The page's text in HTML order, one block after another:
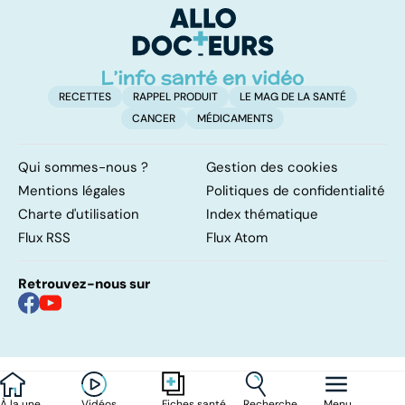
RECETTES RAPPEL PRODUIT
LE MAG DE LA SANTÉ
CANCER
MÉDICAMENTS
Qui sommes-nous ?
Gestion des cookies
Mentions légales
Politiques de confidentialité
Charte d'utilisation
Index thématique
Flux RSS
Flux Atom
Retrouvez-nous sur